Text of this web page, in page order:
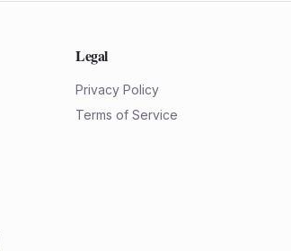
Legal
Privacy Policy
Terms of Service